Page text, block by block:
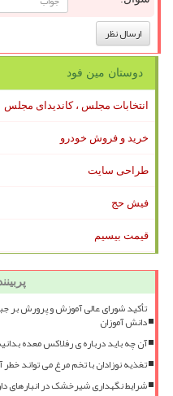
دوستان مین فود
انتخابات مجلس ، کاندیدای مجلس
خرید و فروش خودرو
طراحی سایت
فیش حج
قیمت بیسیم
تأکید شورای عالی آموزش و پرورش بر
دانش آموزان
آن چه باید درباره ی رفلاکس معده
تغذیه نوزادان با تخم مرغ می تواند خطر
شرایط نگهداری شیرخشک در انبارهای